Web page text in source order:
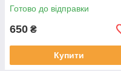
Готово до відправки
650 ₴
Купити